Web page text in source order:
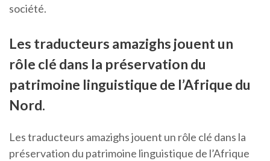
société.
Les traducteurs amazighs jouent un
rôle clé dans la préservation du
patrimoine linguistique de l’Afrique du
Nord.
Les traducteurs amazighs jouent un rôle clé dans la
préservation du patrimoine linguistique de l’Afrique